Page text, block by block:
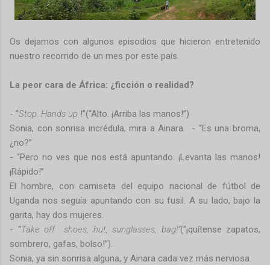
Os dejamos con algunos episodios que hicieron entretenido
nuestro recorrido de un mes por este país.
La peor cara de África: ¿ficción o realidad?
- “Stop. Hands up !”(“Alto. ¡Arriba las manos!”)
Sonia, con sonrisa incrédula, mira a Ainara.
- “Es una broma,
¿no?”
- “Pero no ves que nos está apuntando. ¡Levanta las manos!
¡Rápido!”
El hombre, con camiseta del equipo nacional de fútbol de
Uganda nos seguía apuntando con su fusil. A su lado, bajo la
garita, hay dos mujeres.
- “Take off shoes, hut, sunglasses, bag!”(“¡quítense zapatos,
sombrero, gafas, bolso!”).
Sonia, ya sin sonrisa alguna, y Ainara cada vez más nerviosa.